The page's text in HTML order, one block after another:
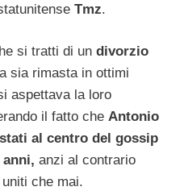
Tmz.
si tratti di un divorzio
sia rimasta in ottimi
aspettava la loro
il fatto che Antonio
al centro del gossip
anzi al contrario
che mai.